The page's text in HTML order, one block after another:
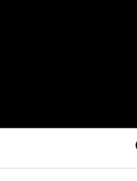
qui vous correspond